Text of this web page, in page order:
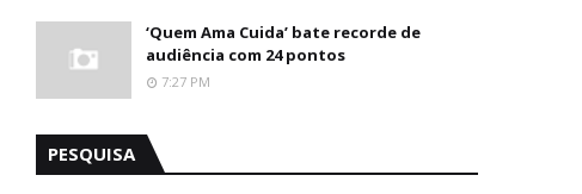
‘Quem Ama Cuida’ bate recorde de
audiência com 24 pontos
7:27 PM
PESQUISA